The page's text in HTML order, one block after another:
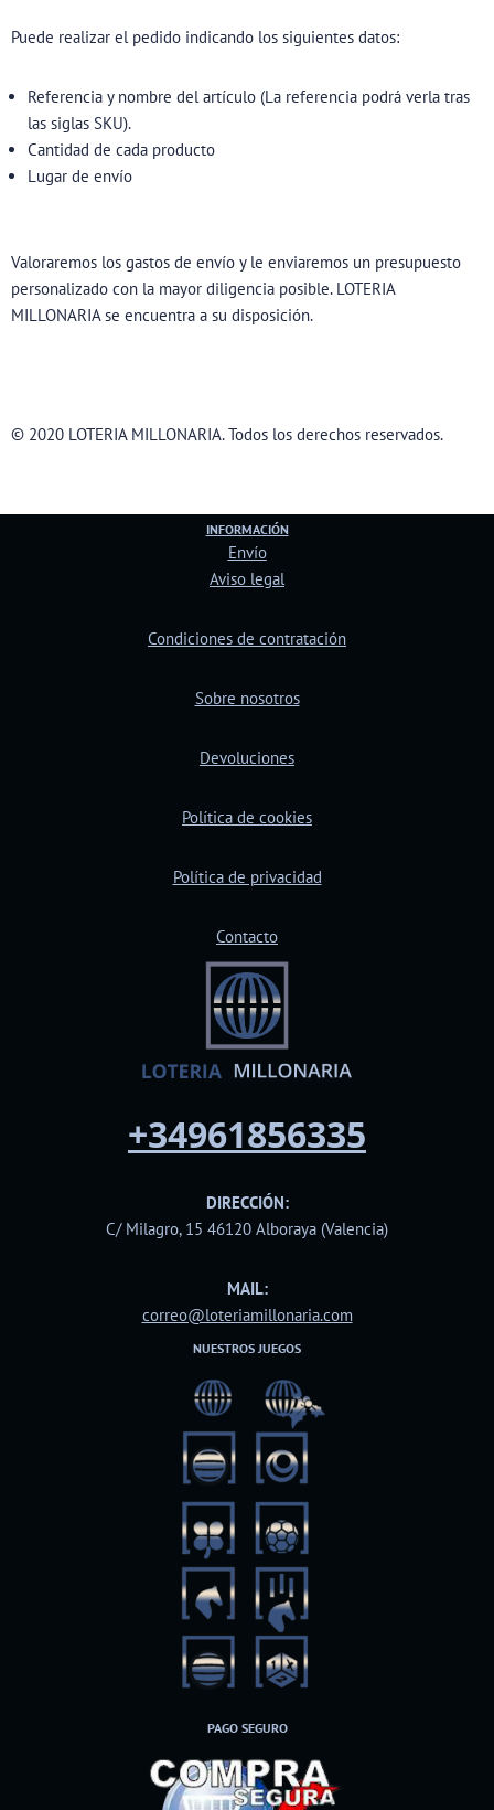
Puede realizar el pedido indicando los siguientes datos:
Referencia y nombre del artículo (La referencia podrá verla tras
las siglas SKU).
Cantidad de cada producto
Lugar de envío
Valoraremos los gastos de envío y le enviaremos un presupuesto
personalizado con la mayor diligencia posible. LOTERIA
MILLONARIA se encuentra a su disposición.
© 2020 LOTERIA MILLONARIA. Todos los derechos reservados.
INFORMACIÓN
Envío
Aviso legal
Condiciones de contratación
Sobre nosotros
Devoluciones
Política de cookies
Política de privacidad
Contacto
+34961856335
DIRECCIÓN:
C/ Milagro, 15 46120 Alboraya (Valencia)
MAIL:
correo@loteriamillonaria.com
NUESTROS JUEGOS
PAGO SEGURO